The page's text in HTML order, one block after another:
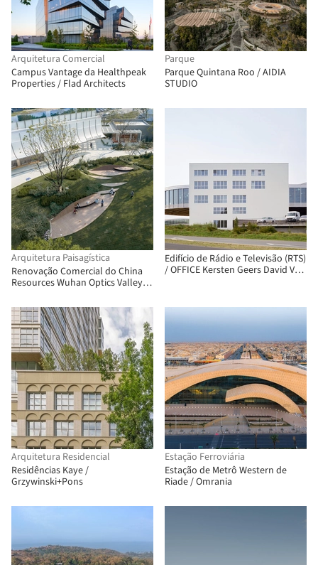
Arquitetura Comercial
Campus Vantage da Healthpeak
Properties / Flad Architects
Parque
Parque Quintana Roo / AIDIA
STUDIO
Arquitetura Paisagística
Renovação Comercial do China
Resources Wuhan Optics Valley
WTD Weitu Design
Edifício de Rádio e Televisão (RTS)
/ OFFICE Kersten Geers David Van
Arquitetura Residencial
Residências Kaye /
Grzywinski+Pons
Estação Ferroviária
Estação de Metrô Western de
Riade / Omrania